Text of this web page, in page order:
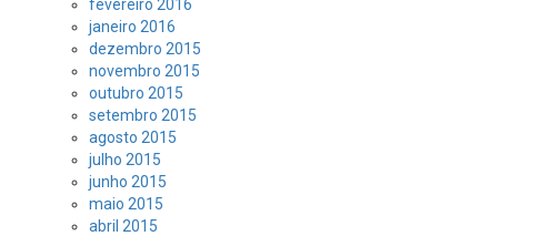
fevereiro 2016
janeiro 2016
dezembro 2015
novembro 2015
outubro 2015
setembro 2015
agosto 2015
julho 2015
junho 2015
maio 2015
abril 2015